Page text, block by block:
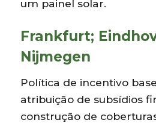
um painel solar.
Frankfurt;
Nijmegen
Política de incentivo
atribuição de subsídios
construção de